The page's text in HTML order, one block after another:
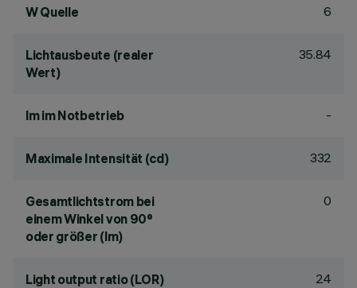
W Quelle 6
Lichtausbeute (realer
Wert)
35.84
lm im Notbetrieb -
Maximale Intensität (cd) 332
Gesamtlichtstrom bei
einem Winkel von 90°
oder größer (lm)
0
Light output ratio (LOR) 24